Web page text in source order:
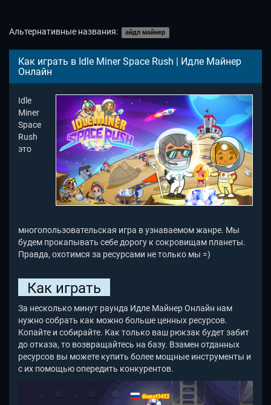
Альтернативные названия: айдл майнер
Как играть в Idle Miner Space Rush | Идле Майнер
Онлайн
Idle
Miner
Space
Rush
это
многопользовательская игра в узнаваемом жанре. Мы
будем прокапывать себе дорогу к сокровищам планеты.
Правда, охотимся за ресурсами не только мы =)
Как играть
За несколько минут раунда Идле Майнер Онлайн нам
нужно собрать как можно больше ценных ресурсов.
Копайте и собирайте. Как только ваш рюкзак будет забит
до отказа, то возвращайтесь на базу. Взамен отданных
ресурсов вы можете купить более мощные инструменты и
с их помощью опередить конкурентов.